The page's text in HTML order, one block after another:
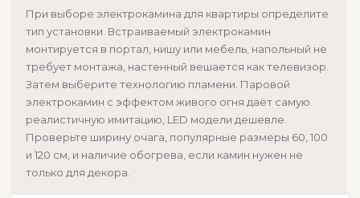
При выборе электрокамина для квартиры определите
тип установки. Встраиваемый электрокамин
монтируется в портал, нишу или мебель, напольный не
требует монтажа, настенный вешается как телевизор.
Затем выберите технологию пламени. Паровой
электрокамин с эффектом живого огня даёт самую
реалистичную имитацию, LED модели дешевле.
Проверьте ширину очага, популярные размеры 60, 100
и 120 см, и наличие обогрева, если камин нужен не
только для декора.